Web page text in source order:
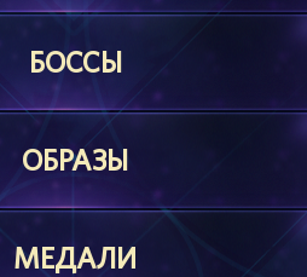
БОССЫ
ОБРАЗЫ
МЕДАЛИ